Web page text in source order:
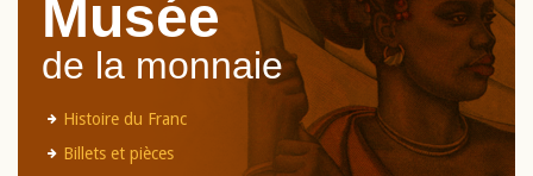
Musée
de la monnaie
Histoire du Franc
Billets et pièces